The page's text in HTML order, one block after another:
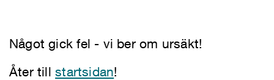
Något gick fel - vi ber om ursäkt!
Åter tillstartsidan!